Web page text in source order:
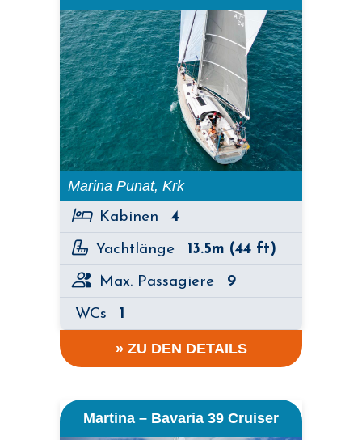
Marina Punat, Krk
Kabinen 4
Yachtlänge 13.5m (44 ft)
Max. Passagiere 9
WCs 1
» ZU DEN DETAILS
Martina – Bavaria 39 Cruiser